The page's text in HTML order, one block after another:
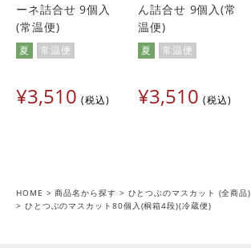
ーネ詰合せ 9個入
(常温便)
夏 常温便
¥3,510 税込
ん詰合せ 9個入(常
温便)
夏 常温便
¥3,510 税込
HOME 商品名から探す
ひとつぶのマスカット (全商品)
ひとつぶのマスカット80個入(桐箱4段)(冷蔵便)